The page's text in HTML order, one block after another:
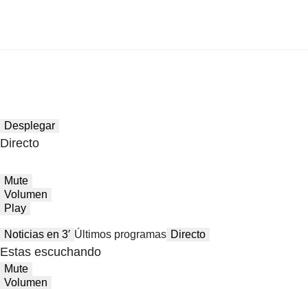
Desplegar
Directo
Mute
Volumen
Play
Noticias en 3′ Últimos programas Directo
Estas escuchando
Mute
Volumen